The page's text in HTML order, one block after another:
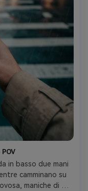
in basso due mani
camminano su
maniche di un